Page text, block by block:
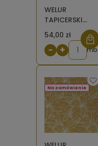
WELUR
TAPICERSKI
English Flowers
Leafs TURKUS
[6-8]
54,00 zł
− + mb
Na zamówienie